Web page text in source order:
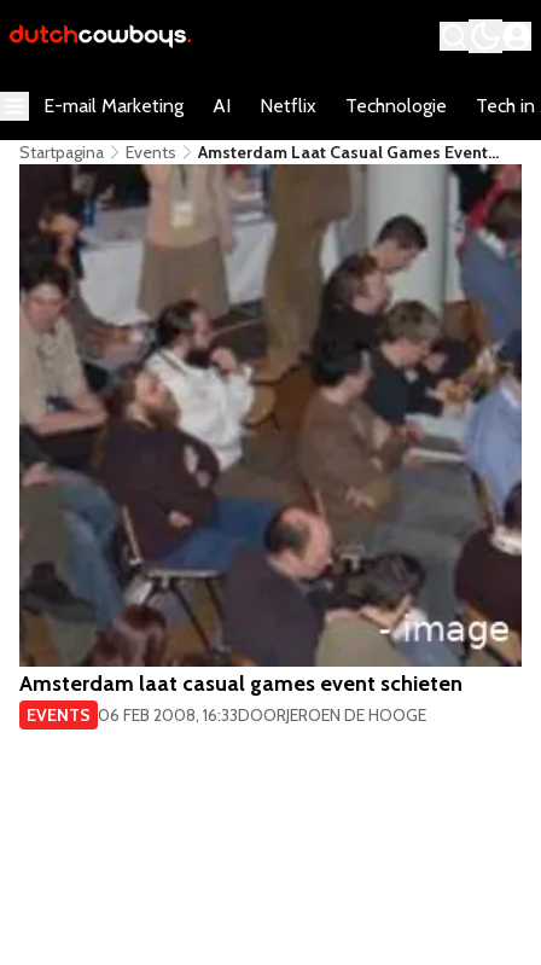
E-mail Marketing AI Netflix Technologie Tech in
Startpagina Events
Amsterdam Laat Casual Games Event
Schieten
Amsterdam laat casual games event schieten
EVENTS 06 FEB 2008, 16:33DOORJEROEN DE HOOGE